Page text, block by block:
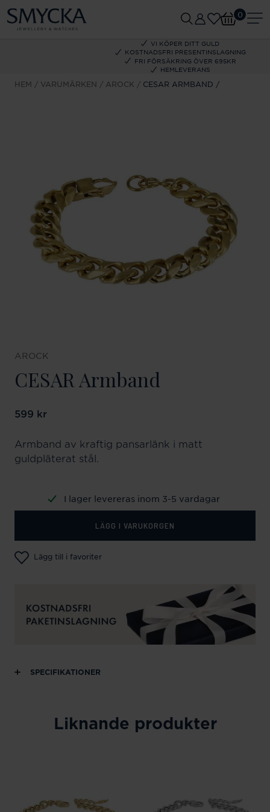
VI KÖPER DITT GULD
KOSTNADSFRI PRESENTINSLAGNING
FRI FÖRSÄKRING ÖVER 695KR
HEMLEVERANS
0
HEM VARUMÄRKEN AROCK CESAR ARMBAND
AROCK
CESAR Armband
Pris :599 kr
599 kr
Armband av kraftig pansarlänk i matt
guldpläterat stål.
I lager levereras inom 3-5 vardagar
LÄGG I VARUKORGEN
Lägg till i favoriter
SPECIFIKATIONER
Liknande produkter